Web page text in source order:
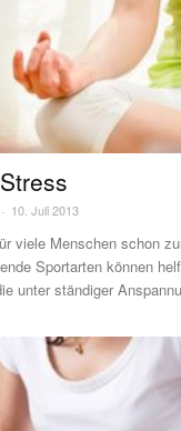
- 10. Juli 2013
viele Menschen schon
Sportarten können
unter ständiger